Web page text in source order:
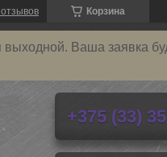
Корзина
выходной. Ваша заявка
+375 (33)